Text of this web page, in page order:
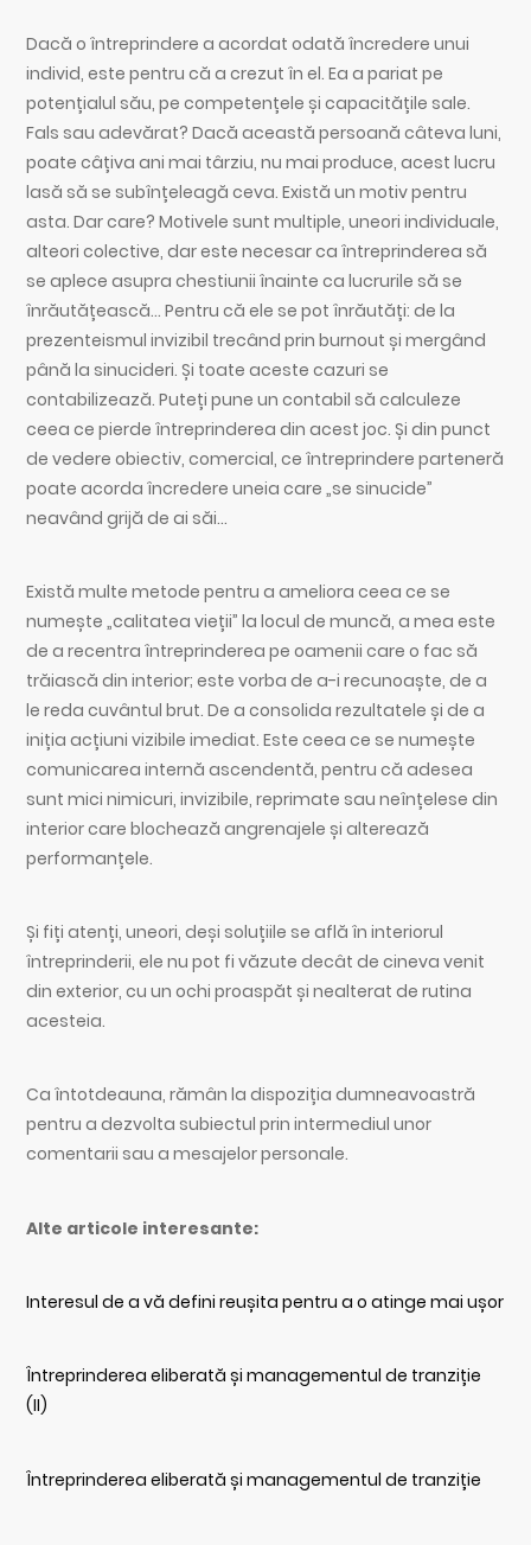
Dacă o întreprindere a acordat odată încredere unui
individ, este pentru că a crezut în el. Ea a pariat pe
potențialul său, pe competențele și capacitățile sale.
Fals sau adevărat? Dacă această persoană câteva luni,
poate câțiva ani mai târziu, nu mai produce, acest lucru
lasă să se subînțeleagă ceva. Există un motiv pentru
asta. Dar care? Motivele sunt multiple, uneori individuale,
alteori colective, dar este necesar ca întreprinderea să
se aplece asupra chestiunii înainte ca lucrurile să se
înrăutățească… Pentru că ele se pot înrăutăți: de la
prezenteismul invizibil trecând prin burnout și mergând
până la sinucideri. Și toate aceste cazuri se
contabilizează. Puteți pune un contabil să calculeze
ceea ce pierde întreprinderea din acest joc. Și din punct
de vedere obiectiv, comercial, ce întreprindere parteneră
poate acorda încredere uneia care „se sinucide”
neavând grijă de ai săi…
Există multe metode pentru a ameliora ceea ce se
numește „calitatea vieții” la locul de muncă, a mea este
de a recentra întreprinderea pe oamenii care o fac să
trăiască din interior; este vorba de a-i recunoaște, de a
le reda cuvântul brut. De a consolida rezultatele și de a
iniția acțiuni vizibile imediat. Este ceea ce se numește
comunicarea internă ascendentă, pentru că adesea
sunt mici nimicuri, invizibile, reprimate sau neînțelese din
interior care blochează angrenajele și alterează
performanțele.
Și fiți atenți, uneori, deși soluțiile se află în interiorul
întreprinderii, ele nu pot fi văzute decât de cineva venit
din exterior, cu un ochi proaspăt și nealterat de rutina
acesteia.
Ca întotdeauna, rămân la dispoziția dumneavoastră
pentru a dezvolta subiectul prin intermediul unor
comentarii sau a mesajelor personale.
Alte articole interesante:
Interesul de a vă defini reușita pentru a o atinge mai ușor
Întreprinderea eliberată și managementul de tranziție
(II)
Întreprinderea eliberată și managementul de tranziție